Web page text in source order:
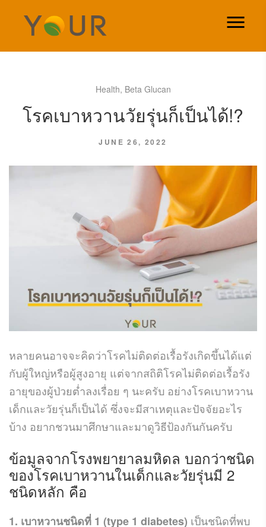
Health, Beta Glucan
โรคเบาหวานวัยรุ่นก็เป็นได้!?
JUNE 26, 2022
หลายคนอาจจะคิดว่าโรคไม่ติดต่อเรื้อรังเกิดขึ้นได้แต่
กับผู้ใหญ่หรือผู้สูงอายุ แต่จากสถิติโรคไม่ติดต่อเรื้อรัง
อายุของผู้ป่วยต่ำลงเรื่อย ๆ นะครับ อย่างโรคเบาหวาน
เด็กและวัยรุ่นก็เป็นได้ ซึ่งจะมีสาเหตุและปัจจัยอะไร
บ้าง อยากชวนมาศึกษาและมาดูวิธีป้องกันกันครับ
ข้อมูลจากโรงพยายาลมหิดล บอกว่าชนิด
ของโรคเบาหวานในเด็กและวัยรุ่นมี 2
ชนิดหลัก คือ
1. เบาหวานชนิดที่ 1 (type 1 diabetes) เป็นชนิดที่พบ